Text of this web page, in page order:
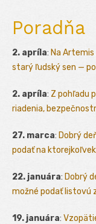
Poradňa
2. apríla: Na
starý ľudský sen —
2. apríla: Z pohľadu
riadenia,
27. marca: Dobrý
podať na
22. januára: Dobrý
možné podať listovú
19. januára: